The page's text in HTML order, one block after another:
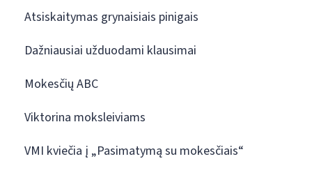
Atsiskaitymas grynaisiais pinigais
Dažniausiai užduodami klausimai
Mokesčių ABC
Viktorina moksleiviams
VMI kviečia į „Pasimatymą su mokesčiais“